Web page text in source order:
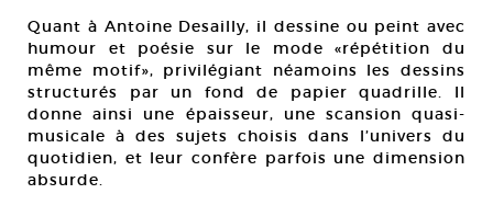
Quant à Antoine Desailly, il dessine ou peint avec
humour et poésie sur le mode «répétition du
même motif», privilégiant néamoins les dessins
structurés par un fond de papier quadrille. Il
donne ainsi une épaisseur, une scansion quasi-
musicale à des sujets choisis dans l’univers du
quotidien, et leur confère parfois une dimension
absurde.